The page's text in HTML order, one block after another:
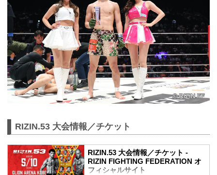
RIZIN.53 大会情報／チケット
RIZIN.53 大会情報／チケット -
RIZIN FIGHTING FEDERATION オ
フィシャルサイト